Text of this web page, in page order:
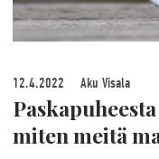
12.4.2022 Aku Visala
miten meitä